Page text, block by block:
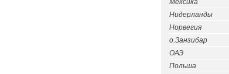
Мексика
Нидерланды
Норвегия
о.Занзибар
ОАЭ
Польша